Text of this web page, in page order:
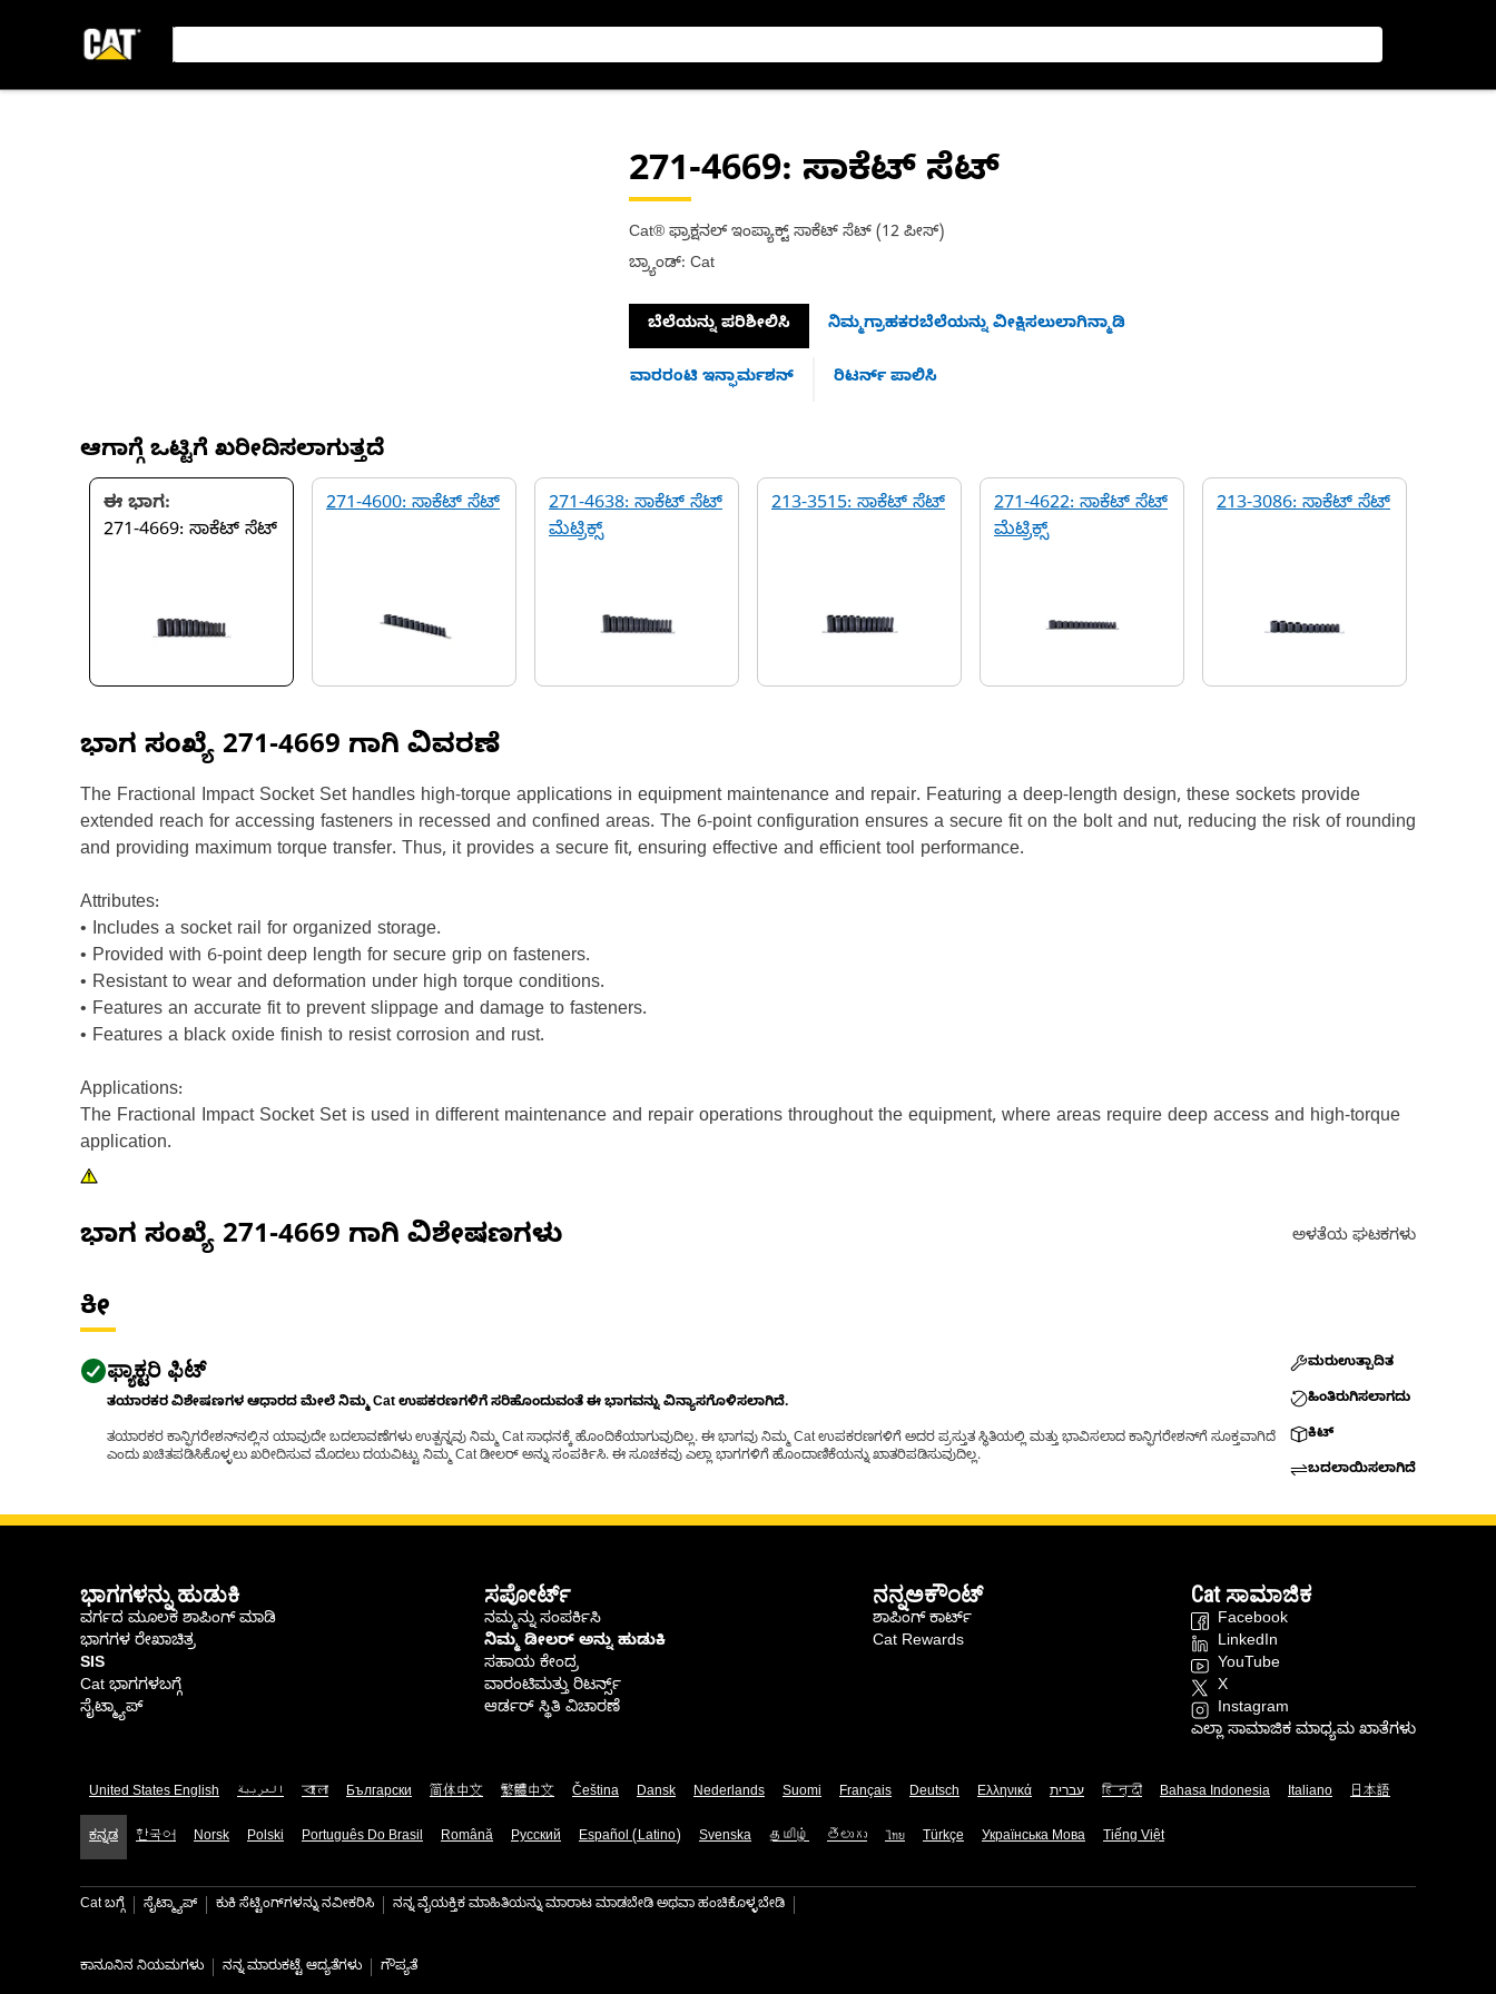
271-4669: ಸಾಕೆಟ್ ಸೆಟ್
Cat® ಫ್ರಾಕ್ಷನಲ್ ಇಂಪ್ಯಾಕ್ಟ್ ಸಾಕೆಟ್ ಸೆಟ್ (12 ಪೀಸ್)
ಬ್ರ್ಯಾಂಡ್: Cat
ಬೆಲೆಯನ್ನು ಪರಿಶೀಲಿಸಿ ನಿಮ್ಮಗ್ರಾಹಕರಬೆಲೆಯನ್ನು ವೀಕ್ಷಿಸಲುಲಾಗಿನ್ಮಾಡಿ
ವಾರರಂಟಿ ಇನ್ಫಾರ್ಮಶನ್ ರಿಟರ್ನ್ ಪಾಲಿಸಿ
ಆಗಾಗ್ಗೆ ಒಟ್ಟಿಗೆ ಖರೀದಿಸಲಾಗುತ್ತದೆ
ಈ ಭಾಗ:
271-4669: ಸಾಕೆಟ್ ಸೆಟ್
271-4600: ಸಾಕೆಟ್ ಸೆಟ್
271-4638: ಸಾಕೆಟ್ ಸೆಟ್
ಮೆಟ್ರಿಕ್ಸ್
213-3515: ಸಾಕೆಟ್ ಸೆಟ್
271-4622: ಸಾಕೆಟ್ ಸೆಟ್
ಮೆಟ್ರಿಕ್ಸ್
213-3086: ಸಾಕೆಟ್ ಸೆಟ್
ಭಾಗ ಸಂಖ್ಯೆ 271-4669 ಗಾಗಿ ವಿವರಣೆ
The Fractional Impact Socket Set handles high-torque applications in equipment maintenance and repair. Featuring a deep-length design, these sockets provide
extended reach for accessing fasteners in recessed and confined areas. The 6-point configuration ensures a secure fit on the bolt and nut, reducing the risk of rounding
and providing maximum torque transfer. Thus, it provides a secure fit, ensuring effective and efficient tool performance.
Attributes:
• Includes a socket rail for organized storage.
• Provided with 6-point deep length for secure grip on fasteners.
• Resistant to wear and deformation under high torque conditions.
• Features an accurate fit to prevent slippage and damage to fasteners.
• Features a black oxide finish to resist corrosion and rust.
Applications:
The Fractional Impact Socket Set is used in different maintenance and repair operations throughout the equipment, where areas require deep access and high-torque
application.
ಭಾಗ ಸಂಖ್ಯೆ 271-4669 ಗಾಗಿ ವಿಶೇಷಣಗಳು ಅಳತೆಯ ಘಟಕಗಳು
ಕೀ
ಫ್ಯಾಕ್ಟರಿ ಫಿಟ್
ತಯಾರಕರ ವಿಶೇಷಣಗಳ ಆಧಾರದ ಮೇಲೆ ನಿಮ್ಮ Cat ಉಪಕರಣಗಳಿಗೆ ಸರಿಹೊಂದುವಂತೆ ಈ ಭಾಗವನ್ನು ವಿನ್ಯಾಸಗೊಳಿಸಲಾಗಿದೆ.
ತಯಾರಕರ ಕಾನ್ಫಿಗರೇಶನ್‌ನಲ್ಲಿನ ಯಾವುದೇ ಬದಲಾವಣೆಗಳು ಉತ್ಪನ್ನವು ನಿಮ್ಮ Cat ಸಾಧನಕ್ಕೆ ಹೊಂದಿಕೆಯಾಗುವುದಿಲ್ಲ. ಈ ಭಾಗವು ನಿಮ್ಮ Cat ಉಪಕರಣಗಳಿಗೆ ಅದರ ಪ್ರಸ್ತುತ ಸ್ಥಿತಿಯಲ್ಲಿ ಮತ್ತು ಭಾವಿಸಲಾದ ಕಾನ್ಫಿಗರೇಶನ್‌ಗೆ ಸೂಕ್ತವಾಗಿದೆ
ಎಂದು ಖಚಿತಪಡಿಸಿಕೊಳ್ಳಲು ಖರೀದಿಸುವ ಮೊದಲು ದಯವಿಟ್ಟು ನಿಮ್ಮ Cat ಡೀಲರ್ ಅನ್ನು ಸಂಪರ್ಕಿಸಿ. ಈ ಸೂಚಕವು ಎಲ್ಲಾ ಭಾಗಗಳಿಗೆ ಹೊಂದಾಣಿಕೆಯನ್ನು ಖಾತರಿಪಡಿಸುವುದಿಲ್ಲ.
ಮರುಉತ್ಪಾದಿತ
ಹಿಂತಿರುಗಿಸಲಾಗದು
ಕಿಟ್
ಬದಲಾಯಿಸಲಾಗಿದೆ
ಭಾಗಗಳನ್ನು ಹುಡುಕಿ
ವರ್ಗದ ಮೂಲಕ ಶಾಪಿಂಗ್ ಮಾಡಿ
ಭಾಗಗಳ ರೇಖಾಚಿತ್ರ
SIS
Cat ಭಾಗಗಳಬಗ್ಗೆ
ಸೈಟ್ಮ್ಯಾಪ್
ಸಪೋರ್ಟ್
ನಮ್ಮನ್ನು ಸಂಪರ್ಕಿಸಿ
ನಿಮ್ಮ ಡೀಲರ್ ಅನ್ನು ಹುಡುಕಿ
ಸಹಾಯ ಕೇಂದ್ರ
ವಾರಂಟಿಮತ್ತು ರಿಟರ್ನ್ಸ್
ಆರ್ಡರ್ ಸ್ಥಿತಿ ವಿಚಾರಣೆ
ನನ್ನಅಕೌಂಟ್
ಶಾಪಿಂಗ್ ಕಾರ್ಟ್
Cat Rewards
Cat ಸಾಮಾಜಿಕ
Facebook
LinkedIn
YouTube
X
Instagram
ಎಲ್ಲಾ ಸಾಮಾಜಿಕ ಮಾಧ್ಯಮ ಖಾತೆಗಳು
United States English العربية বাংলা Български 简体中文 繁體中文 Čeština Dansk Nederlands Suomi Français Deutsch Ελληνικά עברית हिन्दी Bahasa Indonesia Italiano 日本語
ಕನ್ನಡ 한국어 Norsk Polski Português Do Brasil Română Русский Español (Latino) Svenska தமிழ் తెలుగు ไทย Türkçe Українська Мова Tiếng Việt
Cat ಬಗ್ಗೆ ಸೈಟ್ಮ್ಯಾಪ್ ಕುಕಿ ಸೆಟ್ಟಿಂಗ್‌ಗಳನ್ನು ನವೀಕರಿಸಿ ನನ್ನ ವೈಯಕ್ತಿಕ ಮಾಹಿತಿಯನ್ನು ಮಾರಾಟ ಮಾಡಬೇಡಿ ಅಥವಾ ಹಂಚಿಕೊಳ್ಳಬೇಡಿ
ಕಾನೂನಿನ ನಿಯಮಗಳು ನನ್ನ ಮಾರುಕಟ್ಟೆ ಆದ್ಯತೆಗಳು ಗೌಪ್ಯತೆ